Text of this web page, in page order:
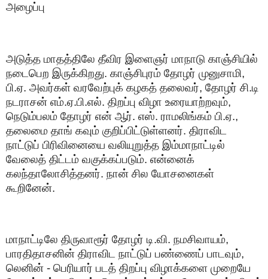
அழைப்பு
அடுத்த மாதத்திலே தீவிர இளைஞர் மாநாடு காஞ்சியில்
நடைபெற இருக்கிறது. காஞ்சிபுரம் தோழர் முனுசாமி,
பி.ஏ. அவர்கள் வரவேற்புக் கழகத் தலைவர், தோழர் சி.டி
நடராசன் எம்.ஏ.பி.எல். திறப்பு விழா உரையாற்றவும்,
நெடும்பலம் தோழர் என் ஆர். எஸ். ராமலிங்கம் பி.ஏ.,
தலைமை தாங் கவும் குறிப்பிட்டுள்ளனர். திராவிட
நாட்டுப் பிரிவினையை வலியுறுத்த இம்மாநாட்டில்
வேலைத் திட்டம் வகுக்கப்படும். என்னைக்
கலந்தாலோசித்தனர். நான் சில யோசனைகள்
கூறினேன்.
மாநாட்டிலே திருவாரூர் தோழர் டி.வி. நமசிவாயம்,
பாரதிதாசனின் திராவிட நாட்டுப் பண்ணைப் பாடவும்,
லெனின் - பெரியார் படத் திறப்பு விழாக்களை முறையே